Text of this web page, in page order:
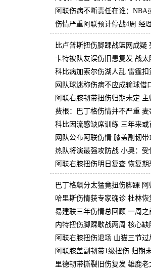
阿联伤病不断责任在谁：NBA
伤情严重阿联预计停战4周 经
比卢普斯扭伤脚踝战篮网成疑
卡特被队友误伤旧患复发 战
科比病加索尔伤湖人乱 雷霆
网队球迷称伤病不应成输球借
阿联右膝韧带扭伤归期未定
费根：巴丁格伤情并不严重
科比因流感缺席训练 三年来
网队公布阿联伤情 膝盖副韧
热队将演最强攻防战 小奥：
阿联右膝扭伤明日复查 恢复
巴丁格飙分太猛竟扭伤脚踝
哈里斯伤情获专家确诊 杜林
易建联三年伤情总回顾 一周
内特扭伤脚踝歇战两周 核心
阿联右膝扭伤退场 山猫三节过
阿联膝盖副韧带1级扭伤 归期
里德韧带撕裂旧伤复发 雄鹿